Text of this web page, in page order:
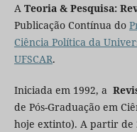
A Teoria & Pesquisa:
Publicação Contínua do
Ciência Política da
UFSCAR.
Iniciada em 1992, a
de Pós-Graduação em
hoje extinto). A partir de